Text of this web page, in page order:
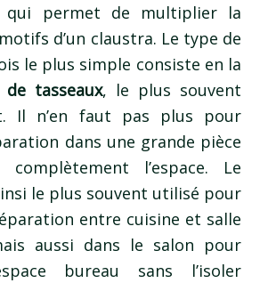
qui permet de multiplier la
d’un claustra. Le type de
le plus simple consiste en la
tasseaux, le plus souvent
Il n’en faut pas plus pour
dans une grande pièce
l’espace. Le
le plus souvent utilisé pour
entre cuisine et salle
aussi dans le salon pour
bureau sans l’isoler